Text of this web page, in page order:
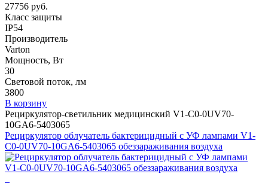
27756 руб.
Класс защиты
IP54
Производитель
Varton
Мощность, Вт
30
Световой поток, лм
3800
В корзину
Рециркулятор-светильник медицинский V1-C0-0UV70-
10GA6-5403065
Рециркулятор облучатель бактерицидный с УФ лампами V1-
C0-0UV70-10GA6-5403065 обеззараживания воздуха